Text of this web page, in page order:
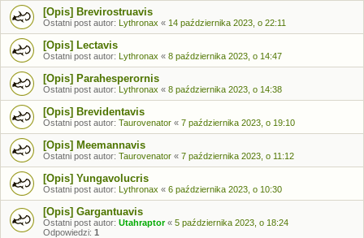
[Opis] Brevirostruavis
Ostatni post autor: Lythronax « 14 października 2023, o 22:11
[Opis] Lectavis
Ostatni post autor: Lythronax « 8 października 2023, o 14:47
[Opis] Parahesperornis
Ostatni post autor: Lythronax « 8 października 2023, o 14:38
[Opis] Brevidentavis
Ostatni post autor: Taurovenator « 7 października 2023, o 19:10
[Opis] Meemannavis
Ostatni post autor: Taurovenator « 7 października 2023, o 11:12
[Opis] Yungavolucris
Ostatni post autor: Lythronax « 6 października 2023, o 10:30
[Opis] Gargantuavis
Ostatni post autor: Utahraptor« 5 października 2023, o 18:24
Odpowiedzi: 1